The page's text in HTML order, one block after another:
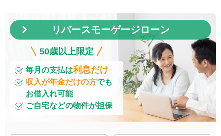
リバースモーゲージローン
50歳以上限定
毎月の支払は利息だけ
収入が年金だけの方でも
お借入れ可能
ご自宅などの物件が担保